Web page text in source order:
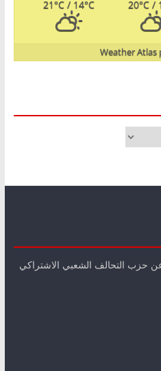
20°C /
21°C / 14°C
Weather Atlas
حزب التحالف الشعبي الاشتراكي